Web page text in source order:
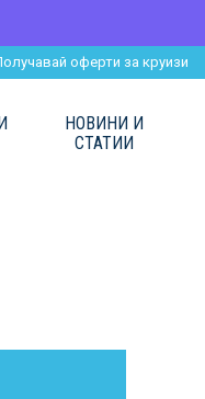
оферти за круизи
НОВИНИ И
СТАТИИ